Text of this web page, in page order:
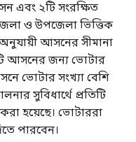
এবং ২টি সংরক্ষিত
ও উপজেলা ভিত্তিক
আসনের সীমানা
আসনের জন্য ভোটার
ভোটার সংখ্যা বেশি
সুবিধার্থে প্রতিটি
হয়েছে। ভোটাররা
পারবেন।